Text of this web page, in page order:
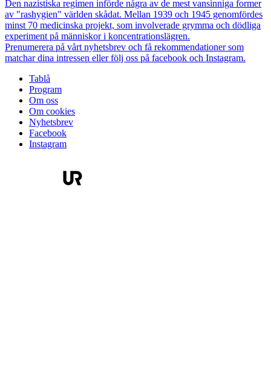
Den nazistiska regimen införde några av de mest vansinniga former
av "rashygien" världen skådat. Mellan 1939 och 1945 genomfördes
minst 70 medicinska projekt, som involverade grymma och dödliga
experiment på människor i koncentrationslägren.
Prenumerera på vårt nyhetsbrev och få rekommendationer som
matchar dina intressen eller följ oss på facebook och Instagram.
Tablå
Program
Om oss
Om cookies
Nyhetsbrev
Facebook
Instagram